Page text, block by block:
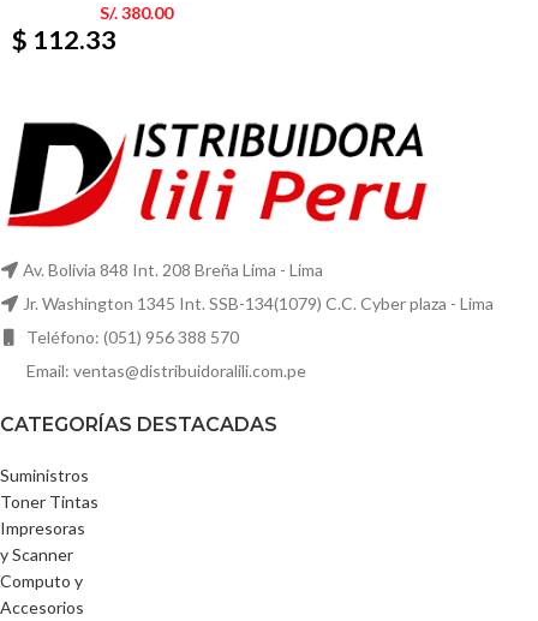
S/.380.00
$ 112.33
Av. Bolivia 848 Int. 208 Breña Lima - Lima
Jr. Washington 1345 Int. SSB-134(1079) C.C. Cyber plaza - Lima
Teléfono: (051) 956 388 570
Email: ventas@distribuidoralili.com.pe
CATEGORÍAS DESTACADAS
Suministros
Toner Tintas
Impresoras
y Scanner
Computo y
Accesorios